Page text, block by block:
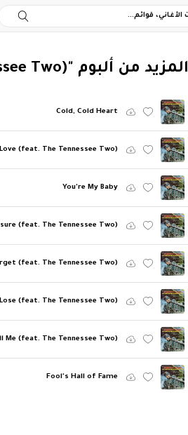
‏المزيد من ألبوم "The Rough Cut King of Country Music (feat. The Tennessee Two)"
Cold, Cold Heart
(feat. The Tennessee Two)
You're My Baby
(feat. The Tennessee Two)
(feat. The Tennessee Two)
(feat. The Tennessee Two)
Me (feat. The Tennessee Two)
Fool's Hall of Fame